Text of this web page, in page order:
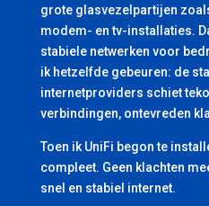
grote glasvezelpartijen
modem- en tv-installaties.
stabiele netwerken voor
ik hetzelfde gebeuren: de
internetproviders schiet
verbindingen, ontevreden
Toen ik UniFi begon te
compleet. Geen klachten
snel en stabiel internet.